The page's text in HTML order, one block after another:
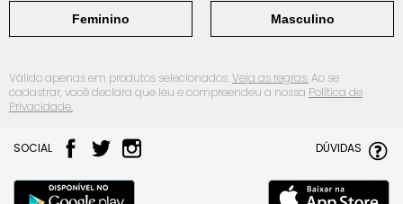
Feminino Masculino
Válido apenas em produtos selecionados.Veja as regras.Ao se
cadastrar, você declara que leu e compreendeu a nossa Política de
Privacidade.
SOCIAL DÚVIDAS